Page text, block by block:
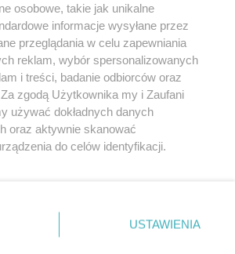
prywatności regulamin korzystania z portali
Skontakuj sięz nami
Kontakt
Wydawca
Redakcja
Reklama
osobowe, takie jak unikalne
informacje wysyłane przez
przeglądania w celu zapewniania
reklam, wybór spersonalizowanych
i treści, badanie odbiorców oraz
Za zgodą Użytkownika my i Zaufani
używać dokładnych danych
oraz aktywnie skanować
do celów identyfikacji.
przycisk ustawień prywatności
dolnym rogu strony
USTAWIENIA